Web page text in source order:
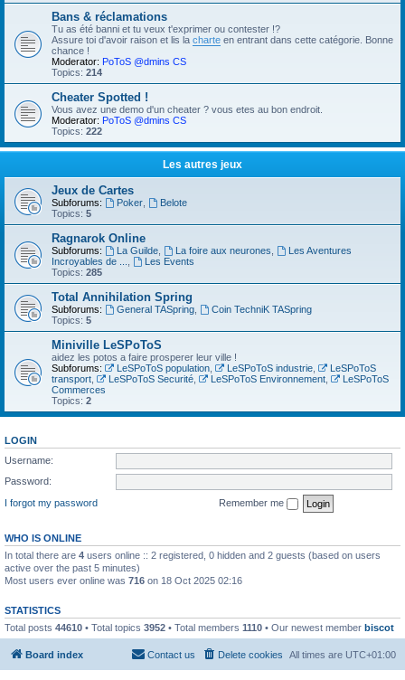
Bans & réclamations
Tu as été banni et tu veux t'exprimer ou contester !?
Assure toi d'avoir raison et lis la charte en entrant dans cette catégorie. Bonne
chance !
Moderator: PoToS @dmins CS
Topics: 214
Cheater Spotted !
Vous avez une demo d'un cheater ? vous etes au bon endroit.
Moderator: PoToS @dmins CS
Topics: 222
Les autres jeux
Jeux de Cartes
Subforums: Poker,
Belote
Topics: 5
Ragnarok Online
Subforums: La Guilde, La foire aux neurones
Les Aventures
Incroyables de ...
Les Events
Topics: 285
Total Annihilation Spring
Subforums: General TASpring,
Coin TechniK TASpring
Topics: 5
Miniville LeSPoToS
aidez les potos a faire prosperer leur ville !
Subforums:
LeSPoToS population, LeSPoToS industrie,
LeSPoToS
transport
LeSPoToS Securité, LeSPoToS Environnement,
LeSPoToS
Commerces
Topics: 2
LOGIN
Username:
Password:
I forgot my password
Remember me
WHO IS ONLINE
In total there are 4 users online :: 2 registered, 0 hidden and 2 guests (based on users
active over the past 5 minutes)
Most users ever online was 716 on 18 Oct 2025 02:16
STATISTICS
Total posts 44610 • Total topics 3952 • Total members 1110 • Our newest member biscot
Board index All times are UTC+01:00
Delete cookies
Contact us